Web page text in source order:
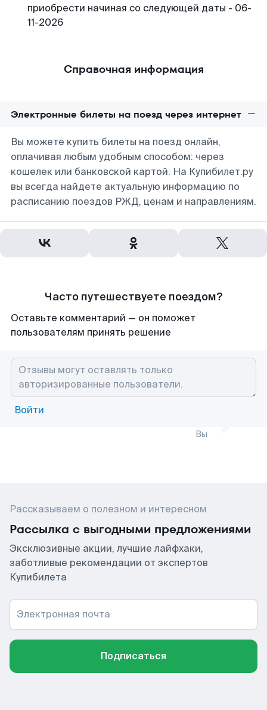
приобрести начиная со следующей даты - 06-
11-2026
Справочная информация
Электронные билеты на поезд через интернет
Вы можете купить билеты на поезд онлайн,
оплачивая любым удобным способом: через
кошелек или банковской картой. На Купибилет.ру
вы всегда найдете актуальную информацию по
расписанию поездов РЖД, ценам и направлениям.
Часто путешествуете поездом?
Оставьте комментарий — он поможет
пользователям принять решение
Войти
Вы
Рассказываем о полезном и интересном
Рассылка с выгодными предложениями
Эксклюзивные акции, лучшие лайфхаки,
заботливые рекомендации от экспертов
Купибилета
Электронная почта
Подписаться